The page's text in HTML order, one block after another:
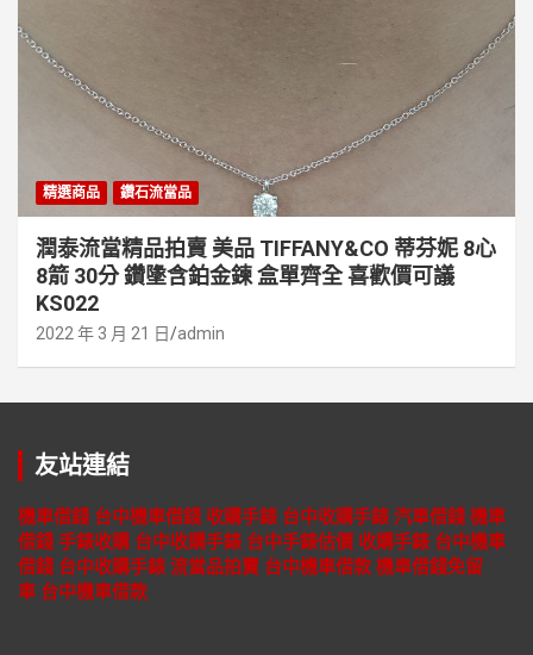
精選商品 鑽石流當品
潤泰流當精品拍賣 美品 TIFFANY&CO 蒂芬妮 8心
8箭 30分 鑽墬含鉑金鍊 盒單齊全 喜歡價可議
KS022
2022 年 3 月 21 日 admin
友站連結
機車借錢 台中機車借錢 收購手錶 台中收購手錶 汽車借錢 機車
借錢 手錶收購 台中收購手錶 台中手錶估價 收購手錶 台中機車
借錢 台中收購手錶 流當品拍賣 台中機車借款 機車借錢免留
車 台中機車借款